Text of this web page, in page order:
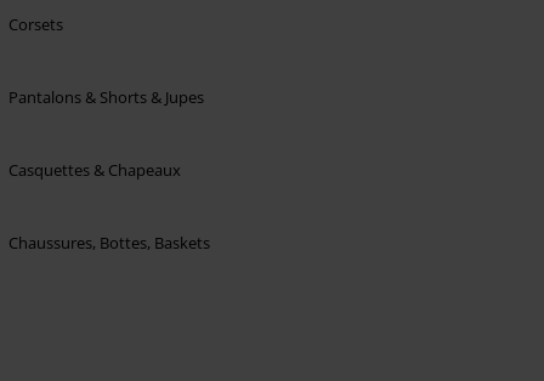
Corsets
Pantalons & Shorts & Jupes
Casquettes & Chapeaux
Chaussures, Bottes, Baskets